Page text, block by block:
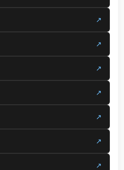
↗
↗
↗
↗
↗
↗
↗